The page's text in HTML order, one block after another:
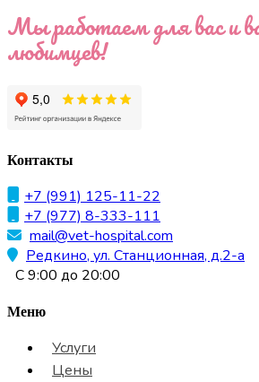
Мы работаем для вас и
любимцев!
Контакты
+7 (991) 125-11-22
+7 (977) 8-333-111
mail@vet-hospital.com
Редкино, ул. Станционная, д.2-а
С 9:00 до 20:00
Меню
Услуги
Цены